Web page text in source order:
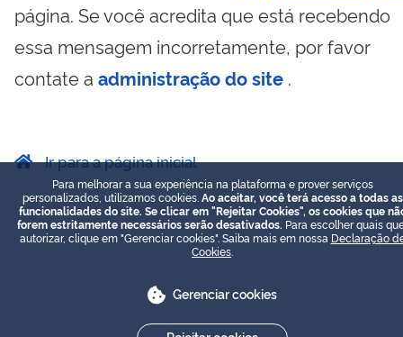
página. Se você acredita que está recebendo
essa mensagem incorretamente, por favor
contate a administração do site .
Ir para a página inicial
Para melhorar a sua experiência na plataforma e prover serviços
personalizados, utilizamos cookies. Ao aceitar, você terá acesso a todas as
funcionalidades do site. Se clicar em "Rejeitar Cookies", os cookies que
forem estritamente necessários serão desativados. Para escolher quais
autorizar, clique em "Gerenciar cookies". Saiba mais em nossa Declaração
Cookies
Gerenciar cookies